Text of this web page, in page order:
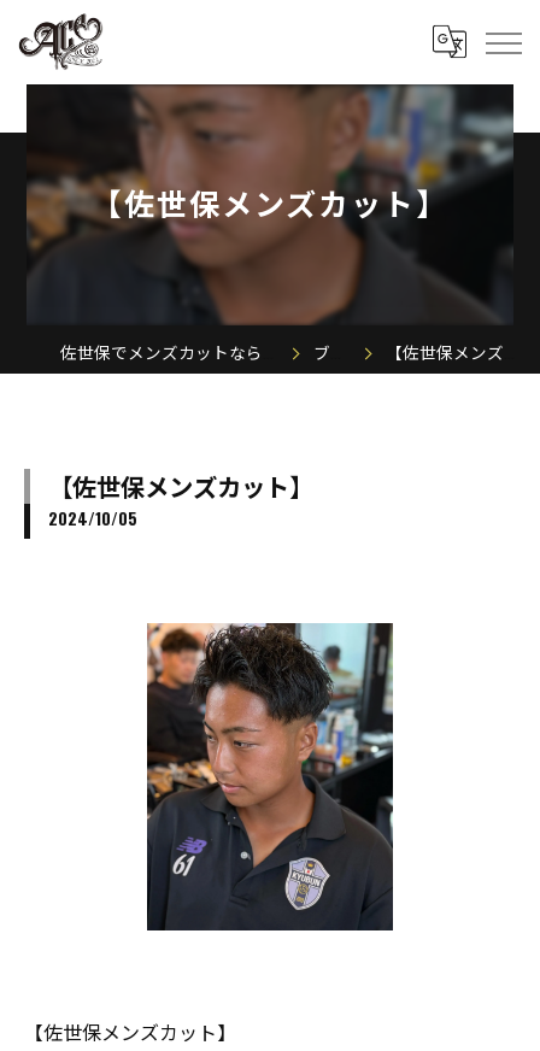
【佐世保メンズカット】
ブログ 【佐世保メンズカット】
【佐世保メンズカット】
2024/10/05
【佐世保メンズカット】